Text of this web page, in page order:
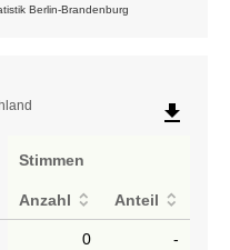
Berlin-Brandenburg
file_download
Stimmen
Anzahl Anteil
0 -